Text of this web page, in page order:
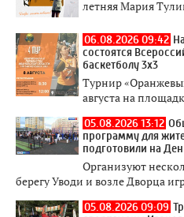
летняя Мария
06.08.2026 09:42
состоятся
баскетболу 3x3
Турнир
августа на
05.08.2026 13:12
программу для
подготовили на
Организуют
берегу Уводи и возле Дворца
05.08.2026 09:09